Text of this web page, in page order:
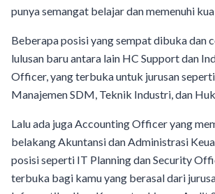
punya semangat belajar dan memenuhi
Beberapa posisi yang sempat dibuka dan
lulusan baru antara lain HC Support dan
Officer, yang terbuka untuk jurusan
Manajemen SDM, Teknik Industri, dan
Lalu ada juga Accounting Officer yang
belakang Akuntansi dan Administrasi
posisi seperti IT Planning dan Security
terbuka bagi kamu yang berasal dari